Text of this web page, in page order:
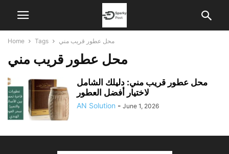
Home Tags محل عطور قريب مني
محل عطور قريب مني
محل عطور قريب مني: دليلك الشامل
AN Solution - June 1, 2026